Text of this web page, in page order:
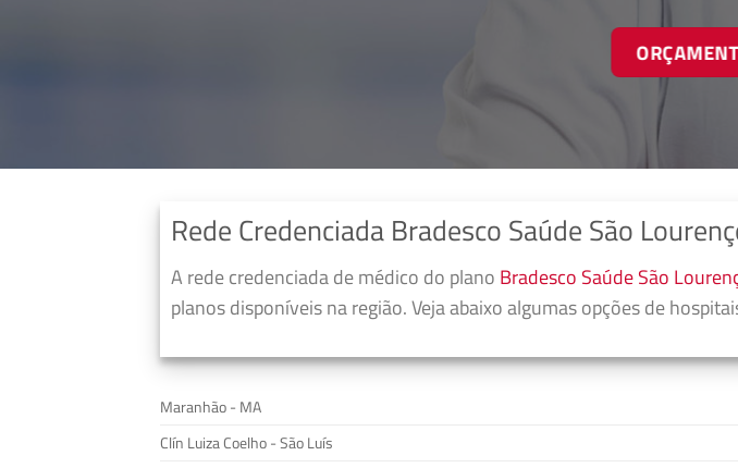
Rede Credenciada Bradesco Saúde São
A rede credenciada de médico do plano Bradesco Saúde São
planos disponíveis na região. Veja abaixo algumas opções de
Maranhão - MA
Clín Luiza Coelho - São Luís